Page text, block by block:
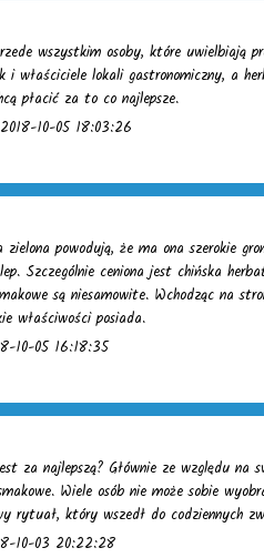
wszystkim osoby, które uwielbiają
i właściciele lokali gastronomiczny, a
płacić za to co najlepsze.
10-05 18:03:26
powodują, że ma ona szerokie
Szczególnie ceniona jest chińska
są niesamowite. Wchodząc na
właściwości posiada.
10-05 16:18:35
za najlepszą? Głównie ze względu na
Wiele osób nie może sobie
który wszedł do codziennych
10-03 20:22:28